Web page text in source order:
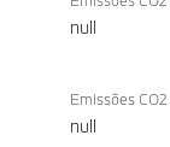
null
Emissões
null